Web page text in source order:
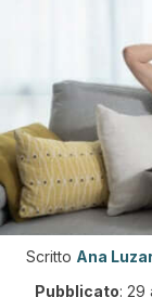
Scritto Ana
Pubblicato: 29